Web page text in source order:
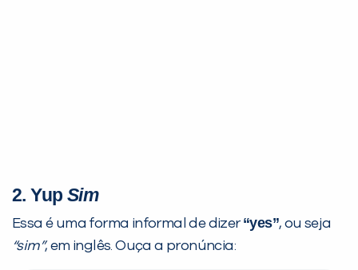
2.Yup Sim
Essa é uma forma informal de dizer“yes”, ou seja
“sim”, em inglês. Ouça a pronúncia: